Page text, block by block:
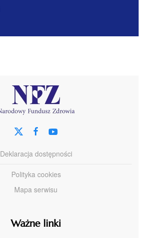
Deklaracja dostępności
Polityka cookies
Mapa serwisu
Ważne linki